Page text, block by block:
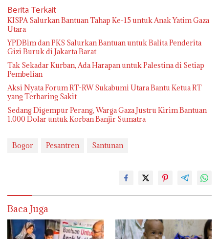
Berita Terkait
KISPA Salurkan Bantuan Tahap Ke-15 untuk Anak Yatim Gaza
Utara
YPDBim dan PKS Salurkan Bantuan untuk Balita Penderita
Gizi Buruk di Jakarta Barat
Tak Sekadar Kurban, Ada Harapan untuk Palestina di Setiap
Pembelian
Aksi Nyata Forum RT-RW Sukabumi Utara Bantu Ketua RT
yang Terbaring Sakit
Sedang Digempur Perang, Warga Gaza Justru Kirim Bantuan
1.000 Dolar untuk Korban Banjir Sumatra
Bogor Pesantren Santunan
Baca Juga